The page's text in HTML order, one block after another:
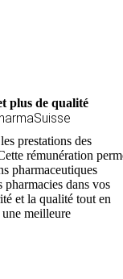
plus de qualité
prestations des
rémunération
pharmaceutiques
pharmacies dans vos
et la qualité tout en
meilleure